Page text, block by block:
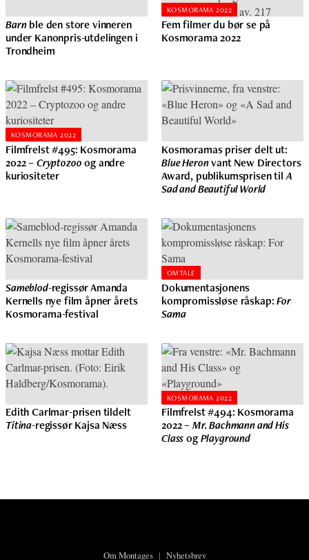
Barnble den store vinneren
under Kanonpris-utdelingen i
Trondheim
KOSMORAMA 2022
Fem filmer du bør se på
Kosmorama 2022
KOSMORAMA 2022
Filmfrelst #495: Kosmorama
2022 – Cryptozooog andre
kuriositeter
Kosmoramas priser delt ut:
Blue Heronvant New Directors
Award, publikumsprisen tilA
Sad and Beautiful World
Sameblod-regissør Amanda
Kernells nye film åpner årets
Kosmorama-festival
OMTALE
Dokumentasjonens
kompromissløse råskap:For
Sama
Edith Carlmar-prisen tildelt
Titina-regissør Kajsa Næss
KOSMORAMA 2022
Filmfrelst #494: Kosmorama
2022 – Mr. Bachmann and His
ClassogPlayground
Om Montages| Nyhetsbrev